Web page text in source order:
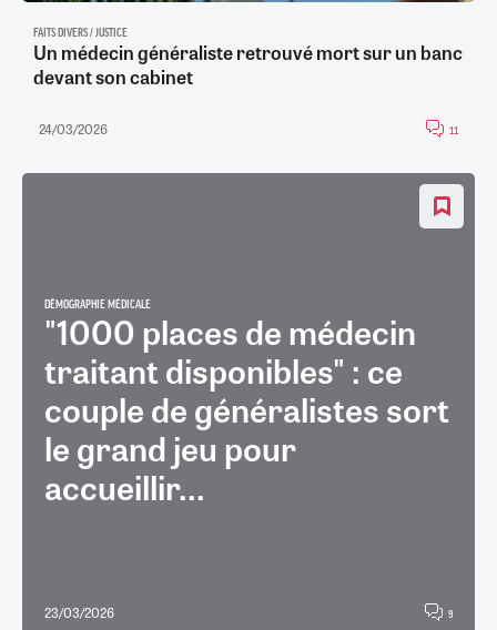
FAITS DIVERS / JUSTICE
Un médecin généraliste retrouvé mort sur un banc
devant son cabinet
24/03/2026 11
DÉMOGRAPHIE MÉDICALE
"1000 places de médecin
traitant disponibles" : ce
couple de généralistes sort
le grand jeu pour
accueillir...
23/03/2026 9